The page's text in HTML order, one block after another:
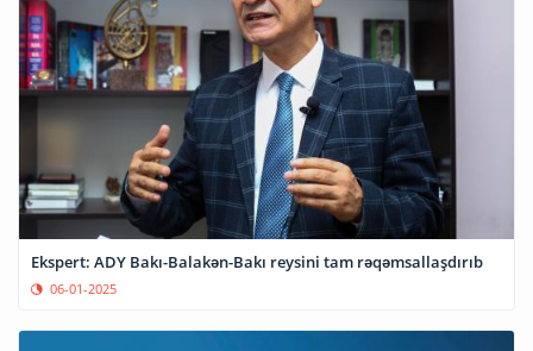
Ekspert: ADY Bakı-Balakən-Bakı reysini tam rəqəmsallaşdırıb
06-01-2025